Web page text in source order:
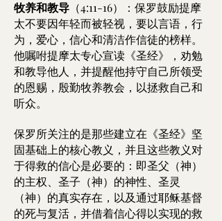
牧养和教导 （4:11-16）：保罗鼓励提摩
太不要因年轻而被轻视，要以言语，行
为，爱心，信心和清洁作信徒的榜样。
他嘱咐提摩太专心宣读《圣经》，劝勉
和教导他人，并提醒他持守自己所领受
的恩赐，殷勤牧养教会，以拯救自己和
听众。
保罗所关注的是那些建立在《圣经》坚
固基础上的核心教义，并且这些教义对
于得救的信心是必要的：即圣父（神）
的主权、圣子（神）的神性、圣灵
（神）的真实存在，以及通过耶稣基督
的死与复活，并借着信心得以实现的救